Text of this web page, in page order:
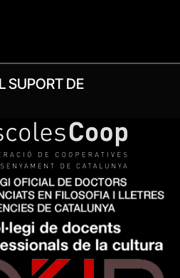
SUPORT DE